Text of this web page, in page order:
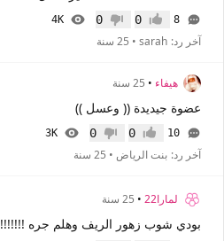
8 إعجاب0 عدم إعجاب
0
4K
آخر رد: sarah
• 25 سنة
هيفاء • 25 سنة
عضوة جيديدة (( وعسل ))
10 إعجاب0 عدم إعجاب
0
3K
آخر رد: بنت الرياض • 25 سنة
لمارا22 • 25 سنة
بودي شوب زهور الريف وهلم جره